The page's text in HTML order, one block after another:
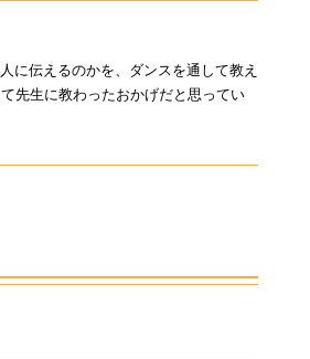
に伝えるのかを、ダンスを通して教え
先生に教わったおかげだと思ってい